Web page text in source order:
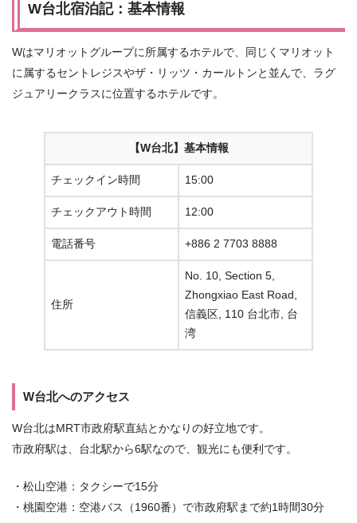
W台北宿泊記：基本情報
Wはマリオットグループに所属するホテルで、同じくマリオット
に属するセントレジスやザ・リッツ・カールトンと並んで、ラグ
ジュアリークラスに位置するホテルです。
【W台北】基本情報
チェックイン時間 15:00
チェックアウト時間 12:00
電話番号 +886 2 7703 8888
住所
No. 10, Section 5,
Zhongxiao East Road,
信義区, 110 台北市, 台
湾
W台北へのアクセス
W台北はMRT市政府駅直結とかなりの好立地です。
市政府駅は、台北駅から6駅なので、観光にも便利です。
・松山空港：タクシーで15分
・桃園空港：空港バス（1960番）で市政府駅まで約1時間30分